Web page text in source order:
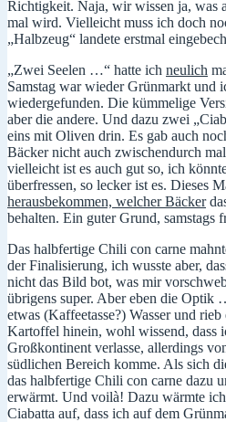
Richtigkeit. Naja, wir wissen ja, was
mal wird. Vielleicht muss ich doch
„Halbzeug“ landete erstmal
„Zwei Seelen …“ hatte ich neulich
Samstag war wieder Grünmarkt und
wiedergefunden. Die kümmelige
aber die andere. Und dazu zwei
eins mit Oliven drin. Es gab auch
Bäcker nicht auch zwischendurch
vielleicht ist es auch gut so, ich
überfressen, so lecker ist es. Dieses
herausbekommen, welcher Bäcker
behalten. Ein guter Grund, samstags
Das halbfertige Chili con carne
der Finalisierung, ich wusste aber,
nicht das Bild bot, was mir
übrigens super. Aber eben die Optik
etwas (Kaffeetasse?) Wasser und
Kartoffel hinein, wohl wissend, dass
Großkontinent verlasse, allerdings
südlichen Bereich komme. Als sich
das halbfertige Chili con carne dazu
erwärmt. Und voilà! Dazu wärmte
Ciabatta auf, dass ich auf dem